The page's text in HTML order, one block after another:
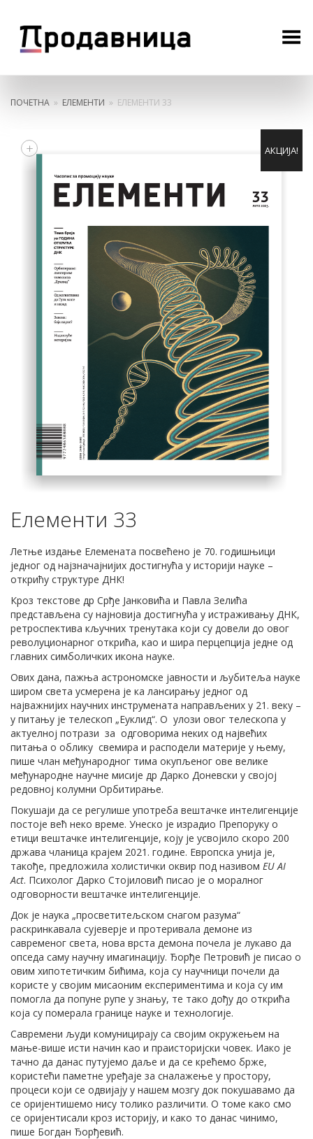
Toggle Menu
ПОЧЕТНА » ЕЛЕМЕНТИ » ЕЛЕМЕНТИ 33
АКЦИЈА!
+
Елементи 33
Летње издање Елемената посвећено је 70. годишњици
једног од најзначајнијих достигнућа у историји науке –
открићу структуре ДНК!
Кроз текстове др Срђе Јанковића и Павла Зелића
представљена су најновија достигнућа у истраживању ДНК,
ретроспектива кључних тренутака који су довели до овог
револуционарног открића, као и шира перцепција једне од
главних симболичких икона науке.
Ових дана, пажња астрономске јавности и љубитеља науке
широм света усмерена је ка лансирању једног од
најважнијих научних инструмената направљених у 21. веку –
у питању је телескоп „Еуклид“. О улози овог телескопа у
актуелној потрази за одговорима неких од највећих
питања о облику свемира и расподели материје у њему,
пише члан међународног тима окупљеног ове велике
међународне научне мисије др Дарко Доневски у својој
редовној колумни Орбитирање.
Покушаји да се регулише употреба вештачке интелигенције
постоје већ неко време. Унеско је израдио Препоруку о
етици вештачке интелигенције, коју је усвојило скоро 200
држава чланица крајем 2021. године. Европска унија је,
такође, предложила холистички оквир под називом EU AI
Act. Психолог Дарко Стојиловић писао је о моралног
одговорности вештачке интелигенције.
Док је наука „просветитељском снагом разума“
раскринкавала сујеверје и протеривала демоне из
савременог света, нова врста демона почела је лукаво да
опседа саму научну имагинацију. Ђорђе Петровић је писао о
овим хипотетичким бићима, која су научници почели да
користе у својим мисаоним експериментима и која су им
помогла да попуне рупе у знању, те тако дођу до открића
која су померала границе науке и технологије.
Савремени људи комуницирају са својим окружењем на
мање-више исти начин као и праисторијски човек. Иако је
тачно да данас путујемо даље и да се крећемо брже,
користећи паметне уређаје за сналажење у простору,
процеси који се одвијају у нашем мозгу док покушавамо да
се оријентишемо нису толико различити. О томе како смо
се оријентисали кроз историју, и како то данас чинимо,
пише Богдан Ђорђевић.